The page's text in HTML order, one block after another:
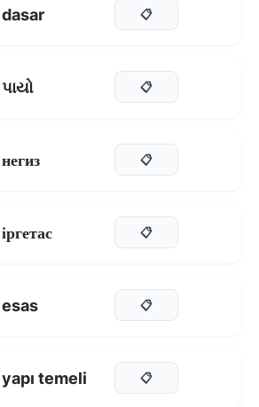
dasar 📋
પાયો 📋
негиз 📋
іргетас 📋
esas 📋
yapı temeli 📋